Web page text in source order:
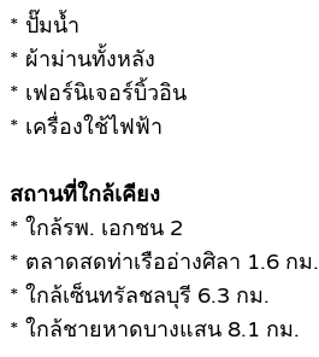
* ปั๊มน้ำ
* ผ้าม่านทั้งหลัง
* เฟอร์นิเจอร์บิ้วอิน
* เครื่องใช้ไฟฟ้า
สถานที่ใกล้เคียง
* ใกล้รพ. เอกชน 2
* ตลาดสดท่าเรืออ่างศิลา 1.6 กม.
* ใกล้เซ็นทรัลชลบุรี 6.3 กม.
* ใกล้ชายหาดบางแสน 8.1 กม.